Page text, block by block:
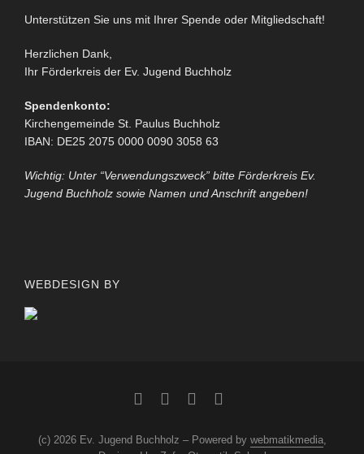
Unterstützen Sie uns mit Ihrer Spende oder Mitgliedschaft!
Herzlichen Dank,
Ihr Förderkreis der Ev. Jugend Buchholz
Spendenkonto:
Kirchengemeinde St. Paulus Buchholz
IBAN: DE25 2075 0000 0090 3058 63
Wichtig: Unter “Verwendungszweck” bitte Förderkreis Ev.
Jugend Buchholz sowie Namen und Anschrift angeben!
WEBDESIGN BY
(c) 2026 Ev. Jugend Buchholz – Powered by webmatikmedia,